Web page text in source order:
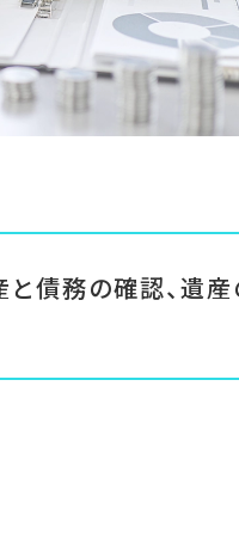
債務の確認、遺